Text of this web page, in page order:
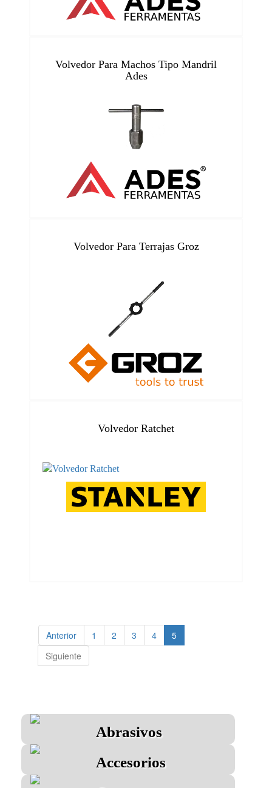
Volvedor Para Machos Tipo Mandril
Ades
Volvedor Para Terrajas Groz
Volvedor Ratchet
Anterior 1 2 3 4
5
Siguiente
Abrasivos
Accesorios